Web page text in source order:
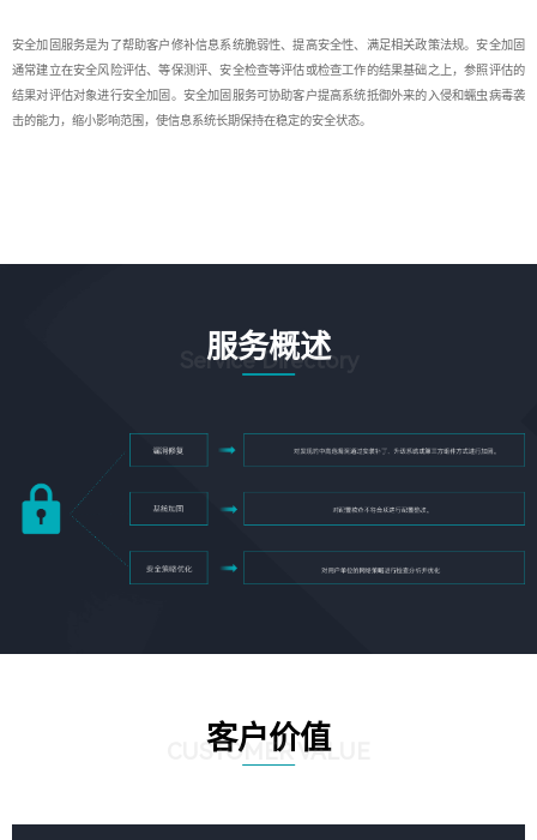
安全加固服务是为了帮助客户修补信息系统脆弱性、提高安全性、满足相关政策法规。安全加固
通常建立在安全风险评估、等保测评、安全检查等评估或检查工作的结果基础之上，参照评估的
结果对评估对象进行安全加固。安全加固服务可协助客户提高系统抵御外来的入侵和蠕虫病毒袭
击的能力，缩小影响范围，使信息系统长期保持在稳定的安全状态。
服务概述
Service Directory
客户价值
CUSTOMER VALUE